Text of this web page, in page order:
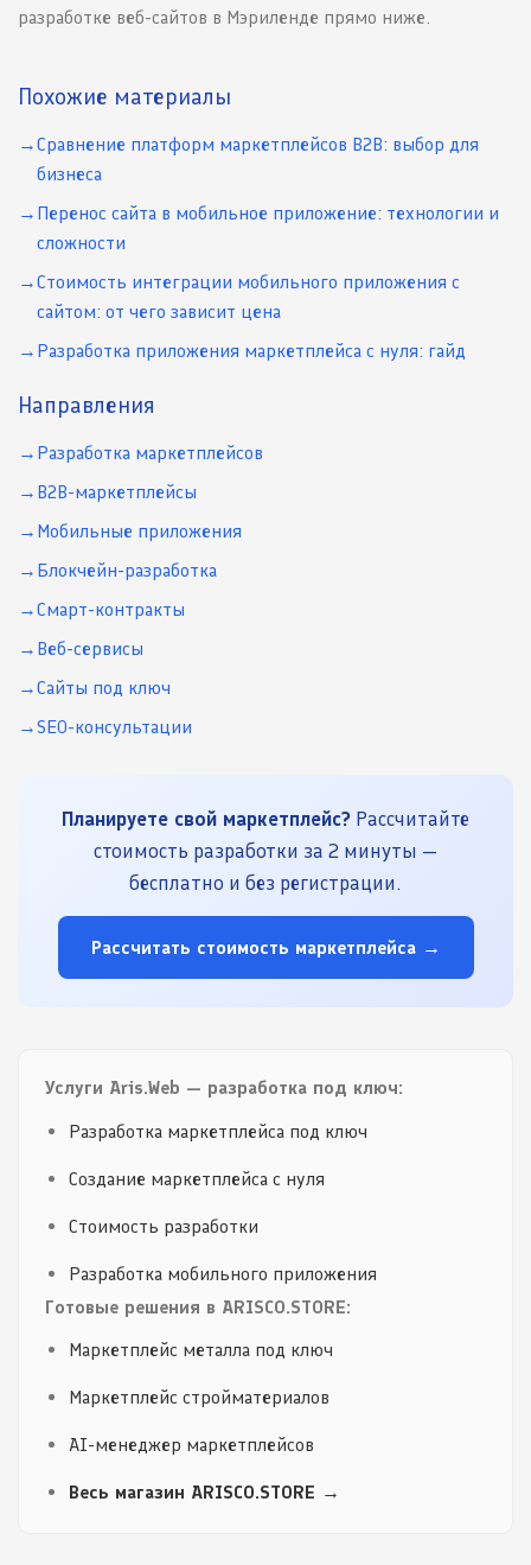
разработке веб-сайтов в Мэриленде прямо ниже.
Похожие материалы
Сравнение платформ маркетплейсов B2B: выбор для
бизнеса
Перенос сайта в мобильное приложение: технологии и
сложности
Стоимость интеграции мобильного приложения с
сайтом: от чего зависит цена
Разработка приложения маркетплейса с нуля: гайд
Направления
Разработка маркетплейсов
B2B-маркетплейсы
Мобильные приложения
Блокчейн-разработка
Смарт-контракты
Веб-сервисы
Сайты под ключ
SEO-консультации
Планируете свой маркетплейс? Рассчитайте
стоимость разработки за 2 минуты —
бесплатно и без регистрации.
Рассчитать стоимость маркетплейса →
Услуги Aris.Web — разработка под ключ:
Разработка маркетплейса под ключ
Создание маркетплейса с нуля
Стоимость разработки
Разработка мобильного приложения
Готовые решения в ARISCO.STORE:
Маркетплейс металла под ключ
Маркетплейс стройматериалов
AI-менеджер маркетплейсов
Весь магазин ARISCO.STORE →